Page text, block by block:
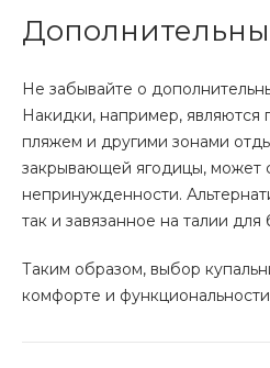
Не забывайте о
Накидки, например, являются
пляжем и другими зонами
закрывающей ягодицы, может
непринужденности.
так и завязанное на талии
Таким образом, выбор
комфорте и